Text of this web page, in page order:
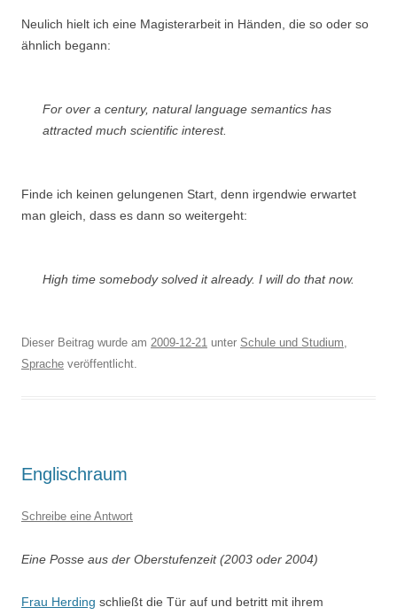
Neulich hielt ich eine Magisterarbeit in Händen, die so oder so
ähnlich begann:
For over a century, natural language semantics has
attracted much scientific interest.
Finde ich keinen gelungenen Start, denn irgendwie erwartet
man gleich, dass es dann so weitergeht:
High time somebody solved it already. I will do that now.
Dieser Beitrag wurde am 2009-12-21 unter Schule und Studium,
Sprache veröffentlicht.
Englischraum
Schreibe eine Antwort
Eine Posse aus der Oberstufenzeit (2003 oder 2004)
Frau Herding schließt die Tür auf und betritt mit ihrem